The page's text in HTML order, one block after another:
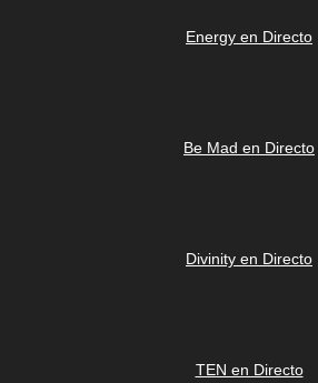
Energy en Directo
Be Mad en Directo
Divinity en Directo
TEN en Directo